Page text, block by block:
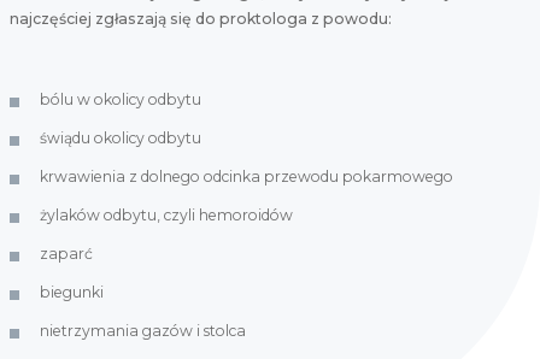
najczęściej zgłaszają się do proktologa z powodu:
bólu w okolicy odbytu
świądu okolicy odbytu
krwawienia z dolnego odcinka przewodu pokarmowego
żylaków odbytu, czyli hemoroidów
zaparć
biegunki
nietrzymania gazów i stolca